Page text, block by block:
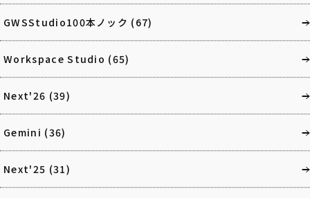
GWSStudio100本ノック (67)
Workspace Studio (65)
Next'26 (39)
Gemini (36)
Next'25 (31)